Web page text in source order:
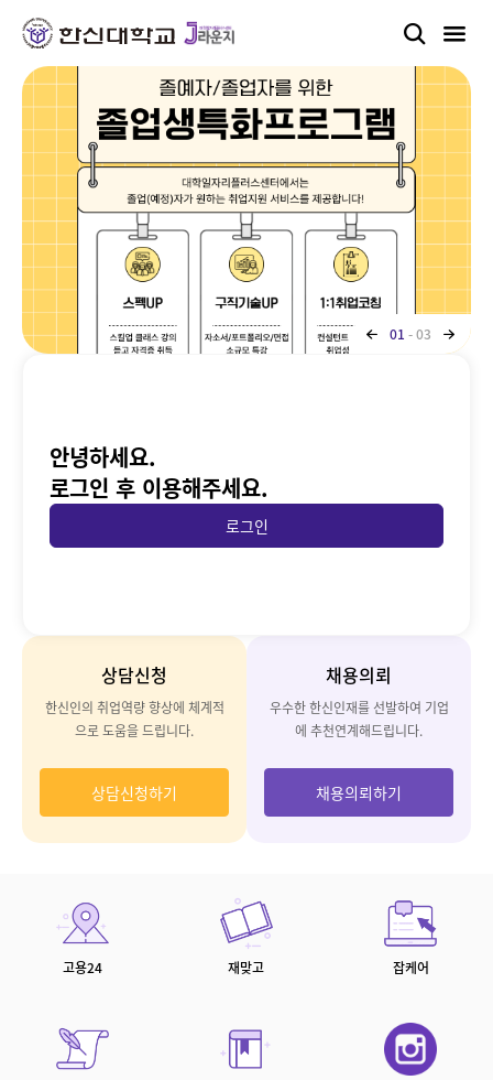
01 -03
안녕하세요.
로그인 후 이용해주세요.
로그인
상담신청
한신인의 취업역량 향상에 체계적
으로 도움을 드립니다.
상담신청하기
채용의뢰
우수한 한신인재를 선발하여 기업
에 추천연계해드립니다.
채용의뢰하기
고용24 재맞고 잡케어